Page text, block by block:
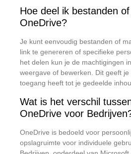
Hoe deel ik bestanden
OneDrive?
Je kunt eenvoudig bestanden of
link te genereren of specifieke
het delen kun je de machtigingen
weergave of bewerken. Dit geeft
toegang heeft tot je gedeelde
Wat is het verschil
OneDrive voor
OneDrive is bedoeld voor
opslagruimte voor individuele